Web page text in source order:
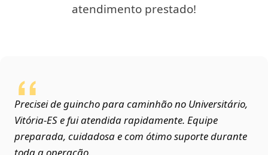
atendimento prestado!
Precisei de guincho para caminhão no Universitário,
Vitória‑ES e fui atendida rapidamente. Equipe
preparada, cuidadosa e com ótimo suporte durante